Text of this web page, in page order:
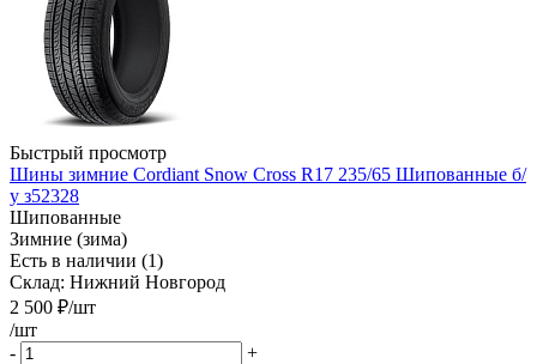
Быстрый просмотр
Шины зимние Cordiant Snow Cross R17 235/65 Шипованные б/
у з52328
Шипованные
Зимние (зима)
Есть в наличии (1)
Склад: Нижний Новгород
2 500 ₽/шт
/шт
-
+